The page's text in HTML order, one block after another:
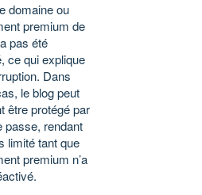
domaine ou
premium de
pas été
ce qui explique
Dans
le blog peut
être protégé par
passe, rendant
limité tant que
premium n’a